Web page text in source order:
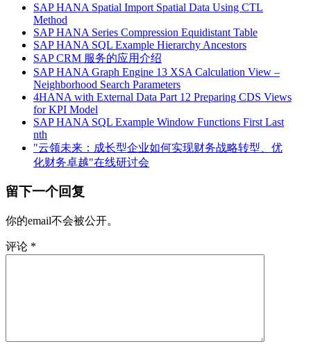
SAP HANA Spatial Import Spatial Data Using CTL
Method
SAP HANA Series Compression Equidistant Table
SAP HANA SQL Example Hierarchy Ancestors
SAP CRM 服务的应用介绍
SAP HANA Graph Engine 13 XSA Calculation View –
Neighborhood Search Parameters
4HANA with External Data Part 12 Preparing CDS Views
for KPI Model
SAP HANA SQL Example Window Functions First Last
nth
"云领未来：成长型企业如何实现财务战略转型、优
化财务卓越"在线研讨会
留下一个回复
你的email不会被公开。
评论 *